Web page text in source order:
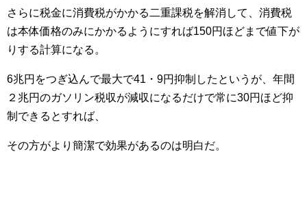
さらに税金に消費税がかかる二重課税を解消して、消費税
は本体価格のみにかかるようにすれば150円ほどまで値下が
りする計算になる。
6兆円をつぎ込んで最大で41・9円抑制したというが、年間
２兆円のガソリン税収が減収になるだけで常に30円ほど抑
制できるとすれば、
その方がより簡潔で効果があるのは明白だ。